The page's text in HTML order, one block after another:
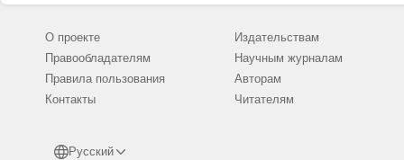
Животовский Л.А.
-2001. -№ 1. -С. 3-7.
Жукова Л.А. Популяционная
Глотов Н.В. Об оценке
О проекте
Правообладателям
Правила пользования
Контакты
Русский
Издательствам
Научным журналам
Авторам
Читателям